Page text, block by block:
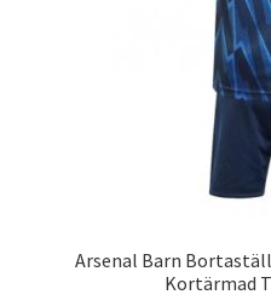
Arsenal Barn
Kortärmad